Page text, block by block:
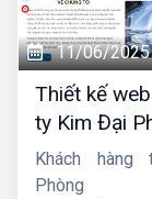
11/06/2025
Thiết kế
ty Kim Đại
Khách hàng
Phòng